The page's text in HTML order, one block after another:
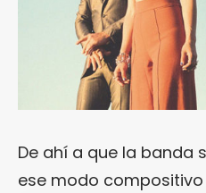
De ahí a que la banda
ese modo